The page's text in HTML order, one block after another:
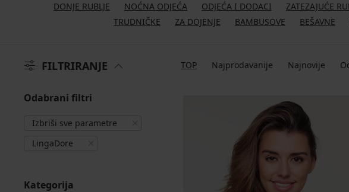
DONJE RUBLJE NOĆNA ODJEĆA ODJEĆA I DODACI ZATEZAJUĆE
TRUDNIČKE
ZA DOJENJE BAMBUSOVE BEŠAVNE
FILTRIRANJE TOP Najprodavanije Najnovije
Odabrani filtri
Izbriši sve parametre
LingaDore
Kategorija